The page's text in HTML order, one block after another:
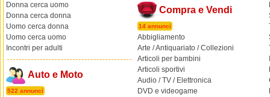
Donna cerca uomo
Donna cerca donna
Uomo cerca donna
Uomo cerca uomo
Incontri per adulti
Auto e Moto
522 annunci
Compra e Vendi
14 annunci
Abbigliamento
Arte / Antiquariato / Collezioni
Articoli per bambini
Articoli sportivi
Audio / TV / Elettronica
DVD e videogame